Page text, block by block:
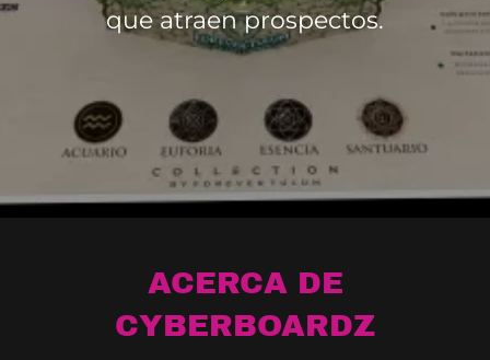
que atraen prospectos.
ACERCA DE
CYBERBOARDZ